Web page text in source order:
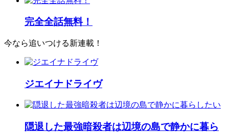
完全全話無料！
今なら追いつける新連載！
ジエイナドライヴ
隠退した最強暗殺者は辺境の島で静かに暮ら